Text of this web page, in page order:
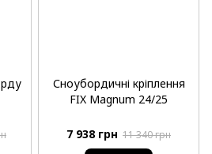
Сноубордичні кріплення
FIX Magnum 24/25
7 938 грн 11 340 грн